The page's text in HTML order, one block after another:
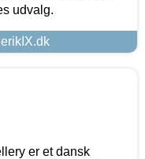
udvalg.
er et dansk